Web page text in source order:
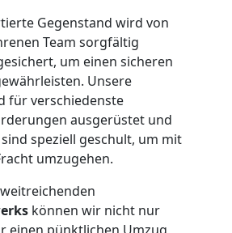
Gegenstand wird von
Team sorgfältig
um einen sicheren
Unsere
für verschiedenste
ausgerüstet und
speziell geschult, um mit
umzugehen.
können wir nicht nur
einen pünktlichen Umzug